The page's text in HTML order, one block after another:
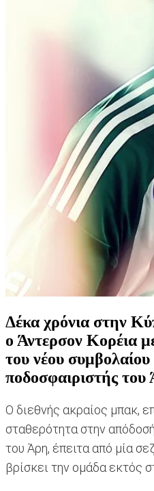
Δέκα χρόνια στην
ο Άντερσον Κορέια
του νέου
ποδοσφαιριστής του
Ο διεθνής ακραίος μπακ,
σταθερότητα στην
του Άρη, έπειτα από μία
βρίσκει την ομάδα εκτός